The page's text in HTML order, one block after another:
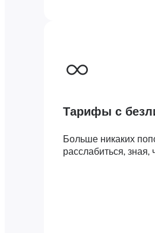
Тарифы с
Больше никаких
расслабиться,